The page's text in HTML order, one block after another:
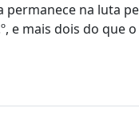
na luta
e mais dois do que